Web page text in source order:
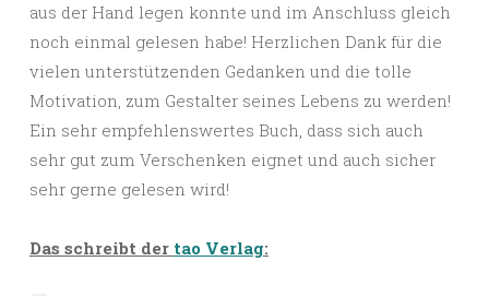
aus der Hand legen konnte und im Anschluss gleich
noch einmal gelesen habe! Herzlichen Dank für die
vielen unterstützenden Gedanken und die tolle
Motivation, zum Gestalter seines Lebens zu werden!
Ein sehr empfehlenswertes Buch, dass sich auch
sehr gut zum Verschenken eignet und auch sicher
sehr gerne gelesen wird!
Das schreibt der tao Verlag: